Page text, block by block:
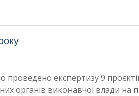
проведено експертизу 9
органів виконавчої влади на